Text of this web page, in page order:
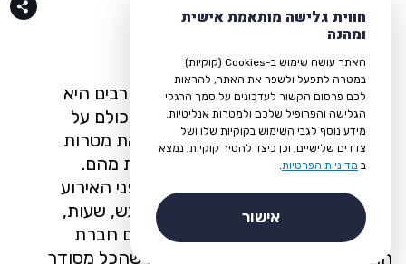
תשימו דגש על התקשורת
תקשורת ברורה ושקופה עם כל המעורבים היא
המפתח למניעת אכזבות ולהבטחת שכולם על
אותו גל. וודאו שכל העובדים מבינים את מטרות
היום, את סדר הפעילויות, ואת הציפיות מהם.
שלחו תזכורות מפורטות כמה ימים לפני האירוע
עם כל המידע הרלוונטי – מקום המפגש, שעות,
מה להביא, איך להתלבש. התקשרו עם חברת
ההפקה יום לפני האירוע כדי לוודא שהכל מסודר
חווית גלישה מותאמת אישית
ומהנה
האתר עושה שימוש ב-Cookies (קוקיות)
במטרה לתפעל ולשפר את האתר, להראות
לכם פרסום הקשור לעדכונים על סמך הרגלי
הגלישה והפרופיל שלכם ולמטרות אנליטיות.
מידע נוסף לגבי השימוש בקוקיות שלו ושל
צדדים שלישיים, וכן כיצד להסיר קוקיות, נמצא
ב מדיניות הפרטיות.
אישור